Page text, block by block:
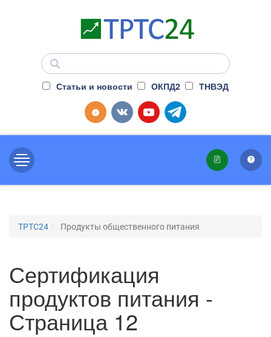
Статьи и новости ОКПД2 ТНВЭД
ТРТС24 Продукты общественного питания
Сертификация
продуктов питания -
Страница 12